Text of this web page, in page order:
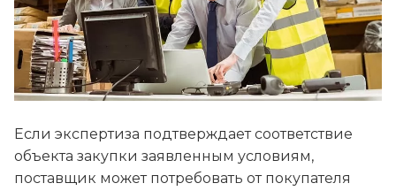
Если экспертиза подтверждает соответствие
объекта закупки заявленным условиям,
поставщик может потребовать от покупателя